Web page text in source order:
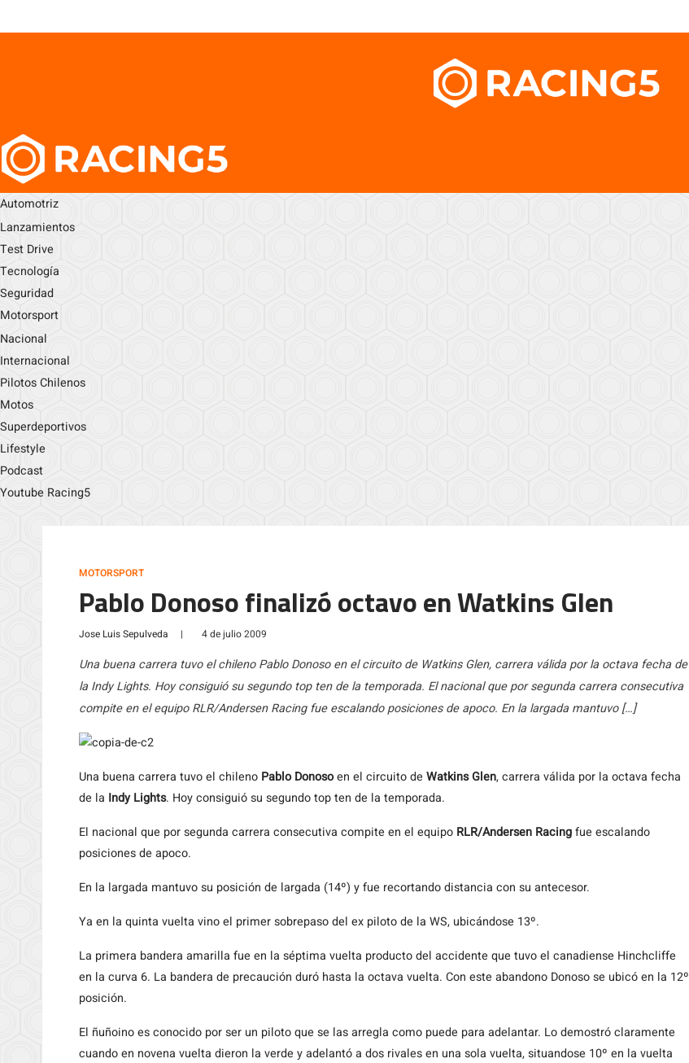
Automotriz
Lanzamientos
Test Drive
Tecnología
Seguridad
Motorsport
Nacional
Internacional
Pilotos Chilenos
Motos
Superdeportivos
Lifestyle
Podcast
Youtube Racing5
MOTORSPORT
Pablo Donoso finalizó octavo en Watkins Glen
Jose Luis Sepulveda | 4 de julio 2009
Una buena carrera tuvo el chileno Pablo Donoso en el circuito de Watkins Glen, carrera válida por la octava fecha de
la Indy Lights. Hoy consiguió su segundo top ten de la temporada. El nacional que por segunda carrera consecutiva
compite en el equipo RLR/Andersen Racing fue escalando posiciones de apoco. En la largada mantuvo […]
Una buena carrera tuvo el chileno Pablo Donosoen el circuito de Watkins Glen, carrera válida por la octava fecha
de la Indy Lights. Hoy consiguió su segundo top ten de la temporada.
El nacional que por segunda carrera consecutiva compite en el equipo RLR/Andersen Racingfue escalando
posiciones de apoco.
En la largada mantuvo su posición de largada (14º) y fue recortando distancia con su antecesor.
Ya en la quinta vuelta vino el primer sobrepaso del ex piloto de la WS, ubicándose 13º.
La primera bandera amarilla fue en la séptima vuelta producto del accidente que tuvo el canadiense Hinchcliffe
en la curva 6. La bandera de precaución duró hasta la octava vuelta. Con este abandono Donoso se ubicó en la 12º
posición.
El ñuñoino es conocido por ser un piloto que se las arregla como puede para adelantar. Lo demostró claramente
cuando en novena vuelta dieron la verde y adelantó a dos rivales en una sola vuelta, situandose 10º en la vuelta